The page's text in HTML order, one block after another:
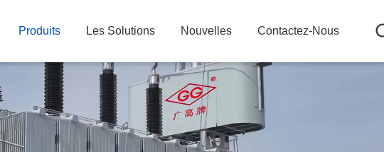
Produits Les Solutions Nouvelles Contactez-Nous